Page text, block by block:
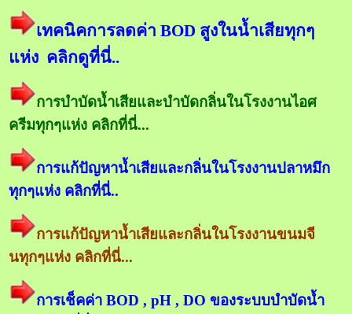
เทคนิคการลดค่า BOD สูงในน้ำเสียทุกๆ
แห่ง คลิกดูที่นี่..
การบำบัดน้ำเสียและบำบัดกลิ่นในโรงงานไอศ
ครีมทุกๆแห่ง คลิกที่นี่...
การแก้ปัญหาน้ำเสียและกลิ่นในโรงงานปลาหมึก
ทุกๆแห่ง คลิกที่นี่..
การแก้ปัญหาน้ำเสียและกลิ่นในโรงงานขนมจี
นทุกๆแห่ง คลิกที่นี่...
การเช็คค่า BOD , pH , DO ของระบบบำบัดน้ำ